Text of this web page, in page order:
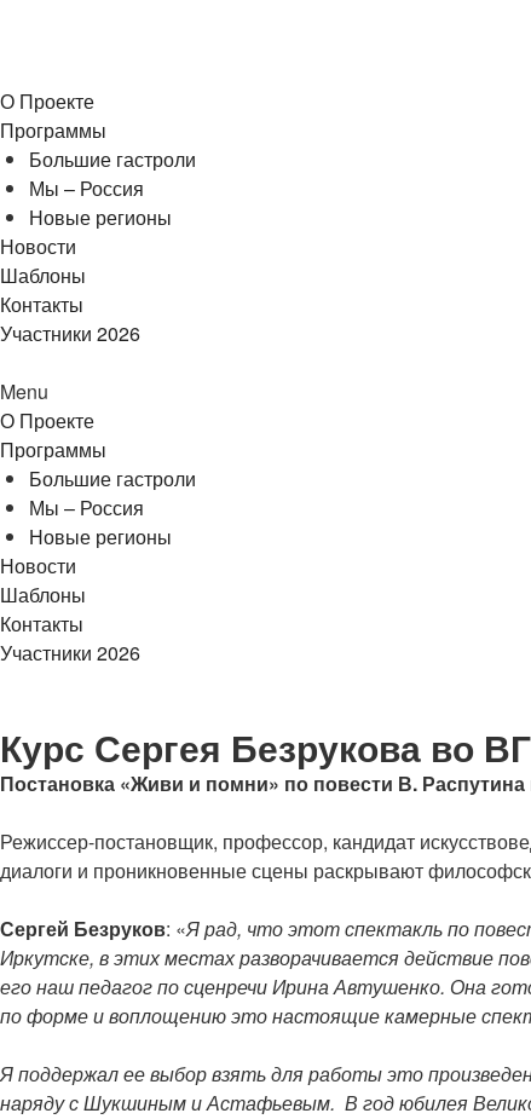
О Проекте
Программы
Большие гастроли
Мы – Россия
Новые регионы
Новости
Шаблоны
Контакты
Участники 2026
Menu
О Проекте
Программы
Большие гастроли
Мы – Россия
Новые регионы
Новости
Шаблоны
Контакты
Участники 2026
Курс Сергея Безрукова во
Постановка «Живи и помни» по повести В.
Режиссер-постановщик, профессор, кандидат
диалоги и проникновенные сцены раскрывают
Сергей Безруков: «Я рад, что этот спектакль по
Иркутске, в этих местах разворачивается действие
его наш педагог по сценречи Ирина Автушенко. Она
по форме и воплощению это настоящие камерные
Я поддержал ее выбор взять для работы это
наряду с Шукшиным и Астафьевым. В год юбилея